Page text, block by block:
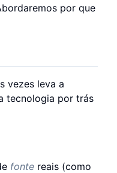
por que
vezes leva a
tecnologia por trás
fonte reais (como